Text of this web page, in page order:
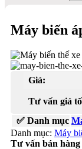
Duy Hòa
0903 333 581
Kinh Doanh
0934 166 552
Bản đồ
Máy biến
Giá:
Tư vấn giá
✅ Danh mục
Danh mục: Máy
Tư vấn bán hàng